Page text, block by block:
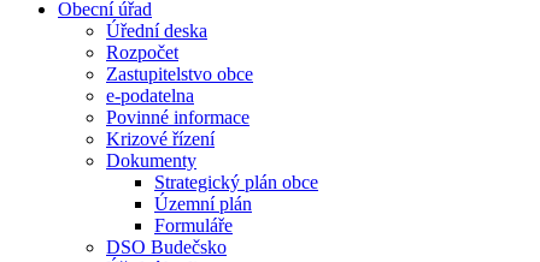
Obecní úřad
Úřední deska
Rozpočet
Zastupitelstvo obce
e-podatelna
Povinné informace
Krizové řízení
Dokumenty
Strategický plán obce
Územní plán
Formuláře
DSO Budečsko